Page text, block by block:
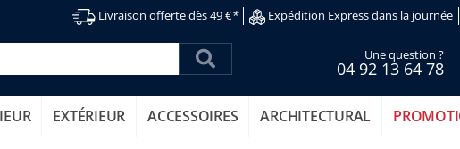
Livraison offerte dès 49 €* Expédition Express dans la journée
Une question ?
04 92 13 64 78
EXTÉRIEUR ACCESSOIRES ARCHITECTURAL